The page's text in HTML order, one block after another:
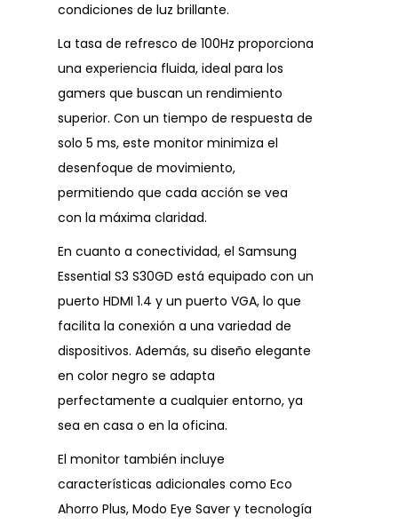
condiciones de luz brillante.
La tasa de refresco de 100Hz proporciona
una experiencia fluida, ideal para los
gamers que buscan un rendimiento
superior. Con un tiempo de respuesta de
solo 5 ms, este monitor minimiza el
desenfoque de movimiento,
permitiendo que cada acción se vea
con la máxima claridad.
En cuanto a conectividad, el Samsung
Essential S3 S30GD está equipado con un
puerto HDMI 1.4 y un puerto VGA, lo que
facilita la conexión a una variedad de
dispositivos. Además, su diseño elegante
en color negro se adapta
perfectamente a cualquier entorno, ya
sea en casa o en la oficina.
El monitor también incluye
características adicionales como Eco
Ahorro Plus, Modo Eye Saver y tecnología